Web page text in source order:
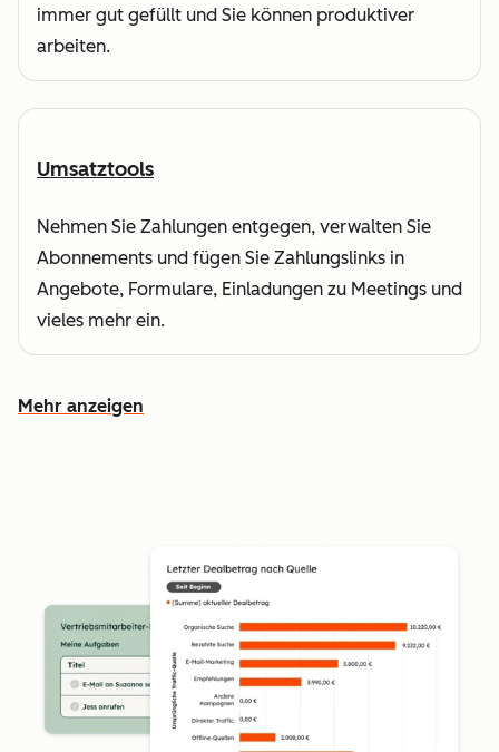
immer gut gefüllt und Sie können produktiver
arbeiten.
Umsatztools
Nehmen Sie Zahlungen entgegen, verwalten Sie
Abonnements und fügen Sie Zahlungslinks in
Angebote, Formulare, Einladungen zu Meetings und
vieles mehr ein.
Mehr anzeigen
Weitere Funktionen ansehen